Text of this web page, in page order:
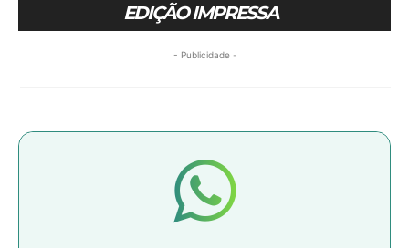
EDIÇÃO IMPRESSA
- Publicidade -